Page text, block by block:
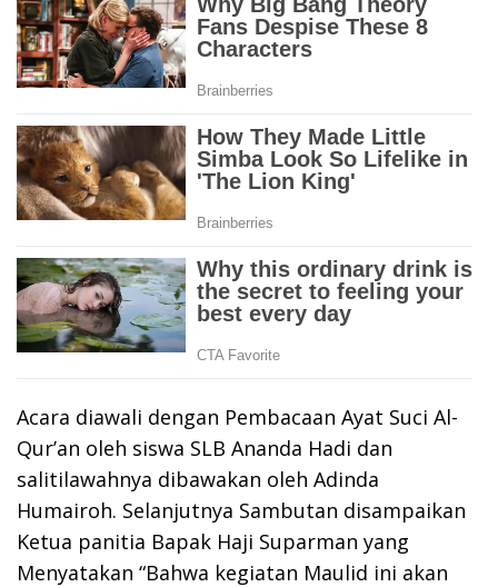
Acara diawali dengan Pembacaan Ayat Suci Al-
Qur’an oleh siswa SLB Ananda Hadi dan
salitilawahnya dibawakan oleh Adinda
Humairoh. Selanjutnya Sambutan disampaikan
Ketua panitia Bapak Haji Suparman yang
Menyatakan “Bahwa kegiatan Maulid ini akan